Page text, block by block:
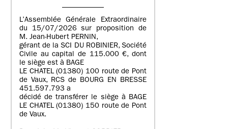
L’Assemblée Générale Extraordinaire
du 15/07/2026 sur proposition de
M. Jean-Hubert PERNIN,
gérant de la SCI DU ROBINIER, Société
Civile au capital de 115.000 €, dont
le siège est à BAGE
LE CHATEL (01380) 100 route de Pont
de Vaux, RCS de BOURG EN BRESSE
451.597.793 a
décidé de transférer le siège à BAGE
LE CHATEL (01380) 150 route de Pont
de Vaux.